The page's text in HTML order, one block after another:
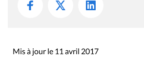
Mis à jour le 11 avril 2017